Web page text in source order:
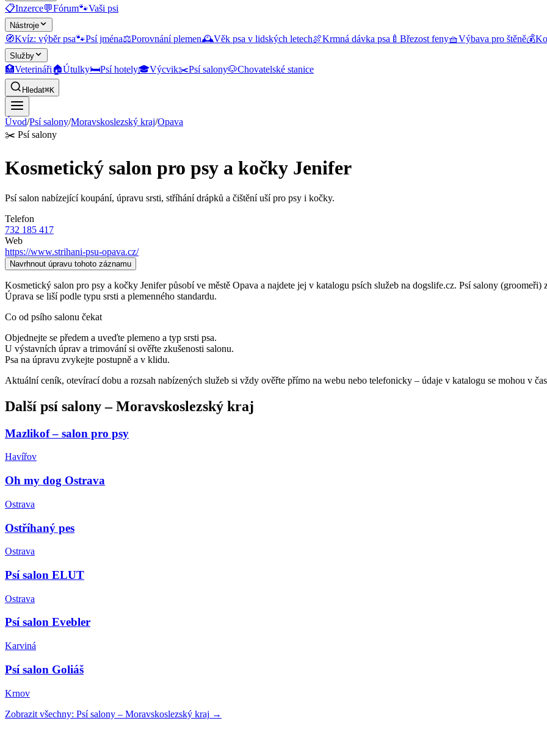
📋Inzerce💬Fórum🐾Vaši psi
Nástroje
🧭Kvíz: výběr psa🐾Psí jména⚖️Porovnání plemen🕰️Věk psa v lidských letech🍖Krmná dávka psa 🍼 Březost feny🧺Výbava pro štěně💰
Služby
🏥Veterináři🏠Útulky🛏️Psí hotely🎓Výcvik✂️Psí salony🐶Chovatelské stanice
Hledat⌘K
Úvod/Psí salony/Moravskoslezský kraj/Opava
✂️ Psí salony
Kosmetický salon pro psy a kočky Jenifer
Psí salon nabízející koupání, úpravu srsti, stříhání drápků a čištění uší pro psy i kočky.
Telefon
732 185 417
Web
https://www.strihani-psu-opava.cz/
Navrhnout úpravu tohoto záznamu
Kosmetický salon pro psy a kočky Jenifer působí ve městě Opava a najdete jej v katalogu psích služeb na dogslife.cz. Psí salony
Úprava se liší podle typu srsti a plemenného standardu.
Co od psího salonu čekat
Objednejte se předem a uveďte plemeno a typ srsti psa.
U výstavních úprav a trimování si ověřte zkušenosti salonu.
Psa na úpravu zvykejte postupně a v klidu.
Aktuální ceník, otevírací dobu a rozsah nabízených služeb si vždy ověřte přímo na webu nebo telefonicky – údaje v katalogu se mohou v
Další psí salony–Moravskoslezský kraj
Mazlikof – salon pro psy
Havířov
Oh my dog Ostrava
Ostrava
Ostříhaný pes
Ostrava
Psí salon ELUT
Ostrava
Psí salon Evebler
Karviná
Psí salon Goliáš
Krnov
Zobrazit všechny: Psí salony – Moravskoslezský kraj →